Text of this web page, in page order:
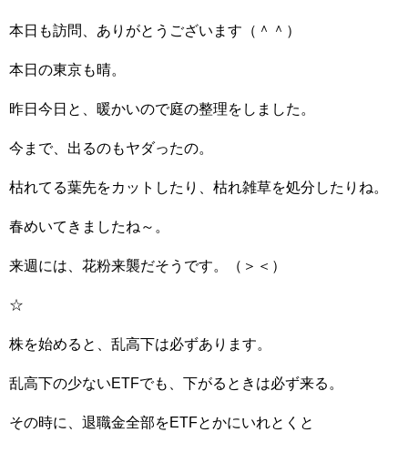
本日も訪問、ありがとうございます（＾＾）
本日の東京も晴。
昨日今日と、暖かいので庭の整理をしました。
今まで、出るのもヤダったの。
枯れてる葉先をカットしたり、枯れ雑草を処分したりね。
春めいてきましたね～。
来週には、花粉来襲だそうです。（＞＜）
☆
株を始めると、乱高下は必ずあります。
乱高下の少ないETFでも、下がるときは必ず来る。
その時に、退職金全部をETFとかにいれとくと